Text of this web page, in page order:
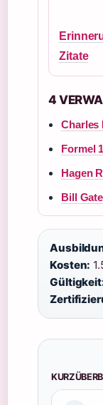
Zitate
4
Charles
Formel
Hagen
Bill
Kosten: